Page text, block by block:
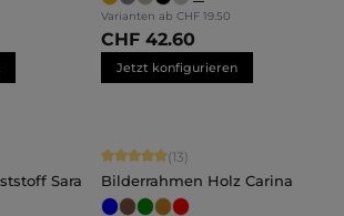
Varianten ab CHF 19.50
CHF 42.60
Jetzt konfigurieren
von 4.71 von 5 Sternen
Sara
Durchschnittliche Bewertung von 5
(13)
Bilderrahmen Holz Carina